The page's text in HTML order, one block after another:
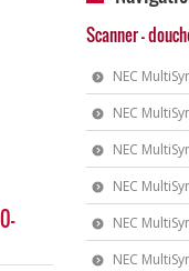
Scanner -
NEC
NEC
NEC
NEC
NEC
NEC